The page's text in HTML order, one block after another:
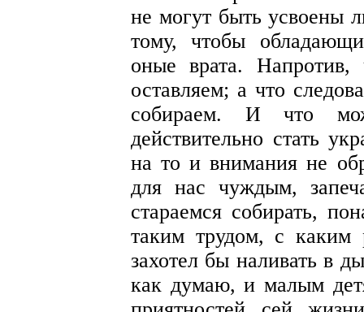
не могут быть усвоены
тому, чтобы
оные врата.
оставляем; а что
собираем. И что
действительно стать
на то и внимания не
для нас чуждым,
стараемся собирать,
таким трудом, с каким
захотел бы наливать в
как думаю, и малым